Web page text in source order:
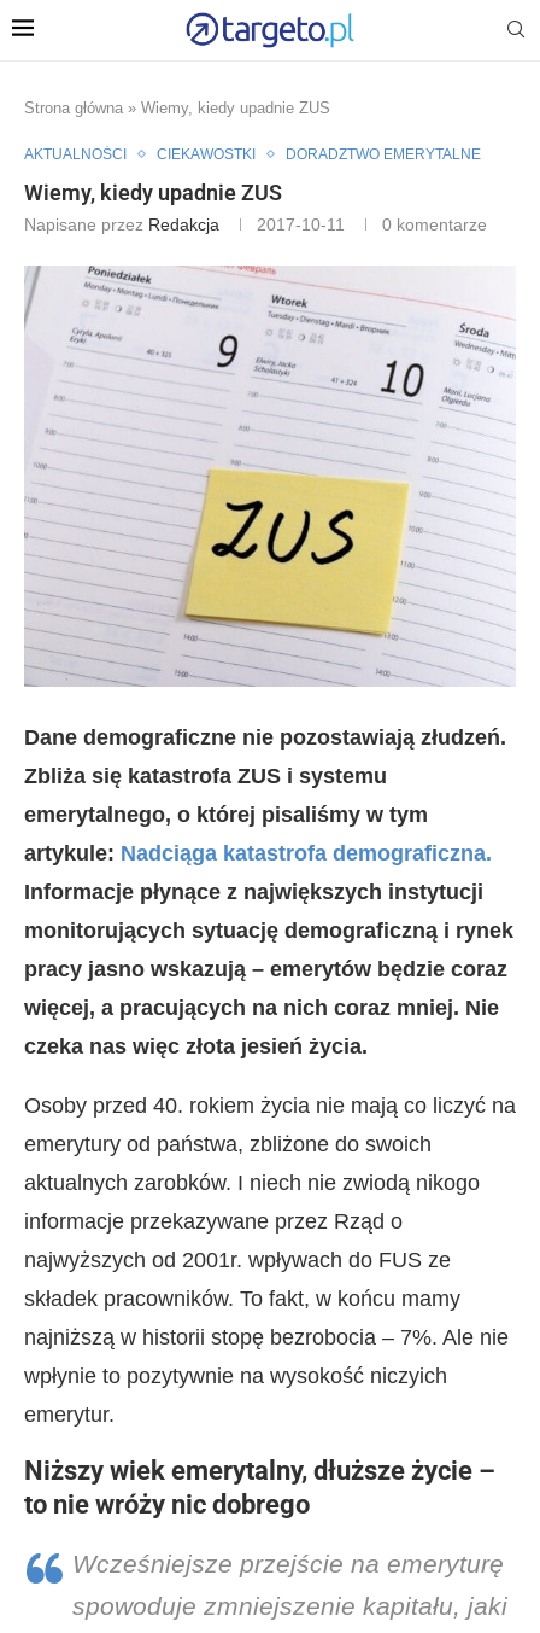
Strona główna » Wiemy, kiedy upadnie ZUS
AKTUALNOŚCI CIEKAWOSTKI DORADZTWO EMERYTALNE
Wiemy, kiedy upadnie ZUS
Napisane przez Redakcja 2017-10-11 0 komentarze
Dane demograficzne nie pozostawiają złudzeń.
Zbliża się katastrofa ZUS i systemu
emerytalnego, o której pisaliśmy w tym
artykule: Nadciąga katastrofa demograficzna.
Informacje płynące z największych instytucji
monitorujących sytuację demograficzną i rynek
pracy jasno wskazują – emerytów będzie coraz
więcej, a pracujących na nich coraz mniej. Nie
czeka nas więc złota jesień życia.
Osoby przed 40. rokiem życia nie mają co liczyć na
emerytury od państwa, zbliżone do swoich
aktualnych zarobków. I niech nie zwiodą nikogo
informacje przekazywane przez Rząd o
najwyższych od 2001r. wpływach do FUS ze
składek pracowników. To fakt, w końcu mamy
najniższą w historii stopę bezrobocia – 7%. Ale nie
wpłynie to pozytywnie na wysokość niczyich
emerytur.
Niższy wiek emerytalny, dłuższe życie –
to nie wróży nic dobrego
Wcześniejsze przejście na emeryturę
spowoduje zmniejszenie kapitału, jaki